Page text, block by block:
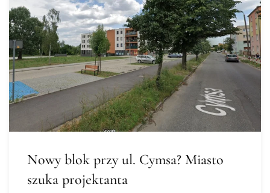
Nowy blok przy ul. Cymsa? Miasto
szuka projektanta